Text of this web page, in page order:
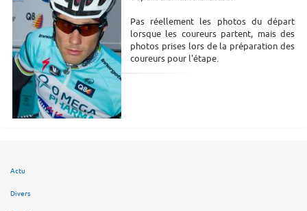
Pas réellement les photos du départ
lorsque les coureurs partent, mais des
photos prises lors de la préparation des
coureurs pour l'étape.
Actu
Divers